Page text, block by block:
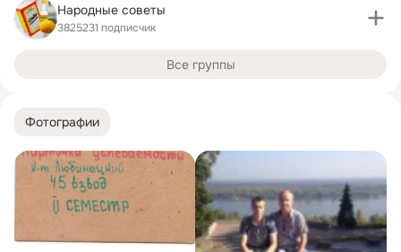
Фотографии
Народные советы
3825231 подписчик
Все группы